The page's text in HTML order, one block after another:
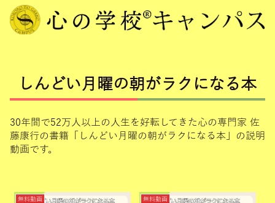
しんどい月曜の朝がラクになる本
30年間で52万人以上の人生を好転してきた心の専門家 佐
藤康行の書籍「しんどい月曜の朝がラクになる本」の説明
動画です。
無料動画 無料動画